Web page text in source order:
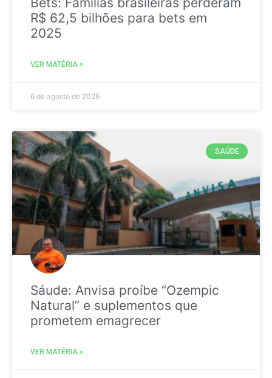
R$ 62,5 bilhões para bets em
2025
VER MATÉRIA »
6 de agosto de 2026
SAÚDE
Sáude: Anvisa proíbe “Ozempic
Natural” e suplementos que
prometem emagrecer
VER MATÉRIA »